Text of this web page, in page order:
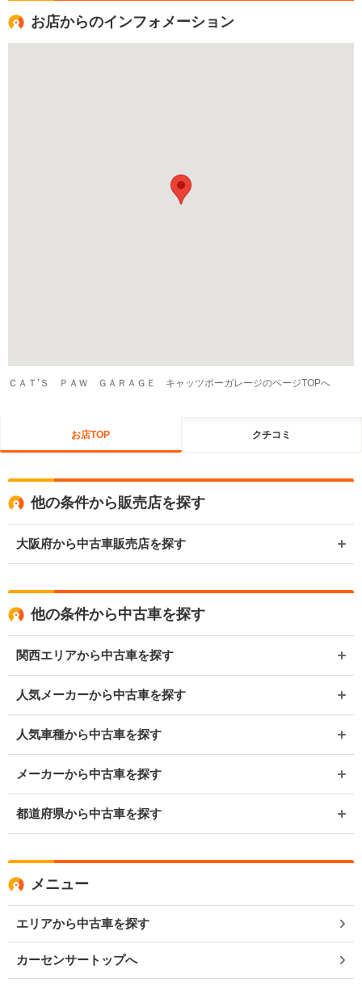
お店からのインフォメーション
ＣＡＴ’Ｓ ＰＡＷ ＧＡＲＡＧＥ キャッツポーガレージのページTOPへ
お店TOP クチコミ
他の条件から販売店を探す
大阪府から中古車販売店を探す
他の条件から中古車を探す
関西エリアから中古車を探す
人気メーカーから中古車を探す
人気車種から中古車を探す
メーカーから中古車を探す
都道府県から中古車を探す
メニュー
エリアから中古車を探す
カーセンサートップへ